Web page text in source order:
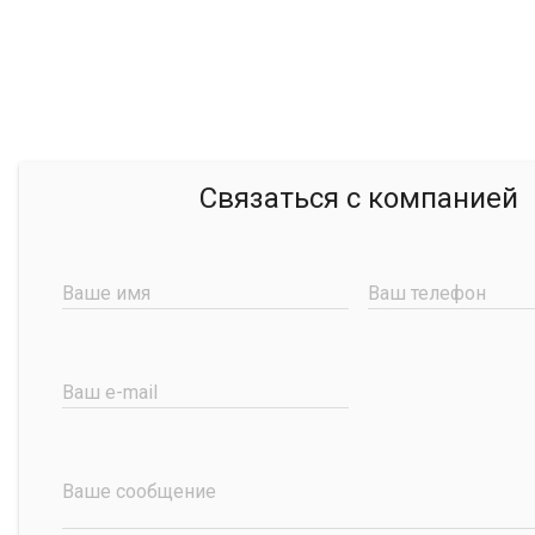
Связаться с компанией
Ваше имя Ваш телефон
Ваш e-mail
Ваше сообщение